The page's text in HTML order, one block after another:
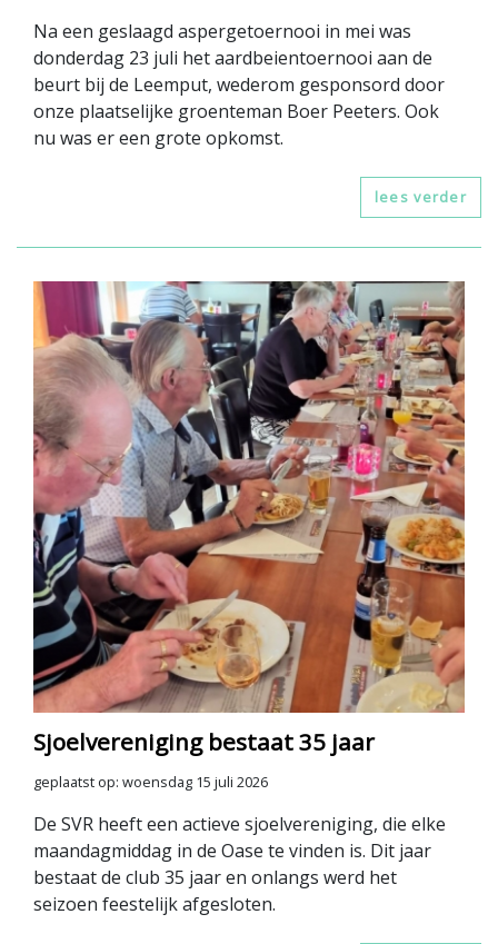
Na een geslaagd aspergetoernooi in mei was
donderdag 23 juli het aardbeientoernooi aan de
beurt bij de Leemput, wederom gesponsord door
onze plaatselijke groenteman Boer Peeters. Ook
nu was er een grote opkomst.
lees verder
Sjoelvereniging bestaat 35 jaar
geplaatst op: woensdag 15 juli 2026
De SVR heeft een actieve sjoelvereniging, die elke
maandagmiddag in de Oase te vinden is. Dit jaar
bestaat de club 35 jaar en onlangs werd het
seizoen feestelijk afgesloten.